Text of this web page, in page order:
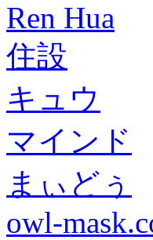
Ren Hua
住設
キュウ
マインド
まぃどぅ
owl-